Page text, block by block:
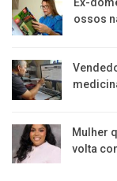
ossos
Mulher
volta